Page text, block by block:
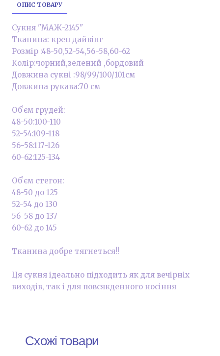
ОПИС ТОВАРУ
Сукня "МАЖ-2145"
Тканина: креп дайвінг
Розмір :48-50,52-54,56-58,60-62
Колір:чорний,зелений ,бордовий
Довжина сукні :98/99/100/101см
Довжина рукава:70 см
Обʼєм грудей:
48-50:100-110
52-54:109-118
56-58:117-126
60-62:125-134
Обʼєм стегон:
48-50 до 125
52-54 до 130
56-58 до 137
60-62 до 145
Тканина добре тягнеться!!
Ця сукня ідеально підходить як для вечірніх
виходів, так і для повсякденного носіння
Схожі товари